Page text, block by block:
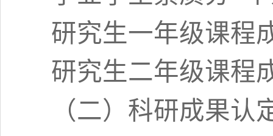
研究生一年级课程
研究生二年级课程
（二） 科研成果认